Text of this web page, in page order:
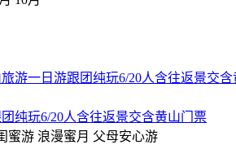
纯玩6/20人含往返景交含黄山门票
蜜游 浪漫蜜月 父母安心游